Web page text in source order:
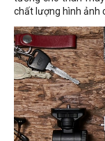
chất lượng hình ảnh